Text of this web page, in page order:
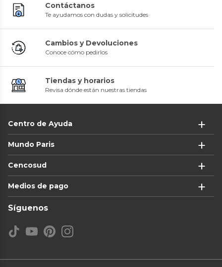
Contáctanos
Te ayudamos con dudas y solicitudes
Cambios y Devoluciones
Conoce cómo pedirlos
Tiendas y horarios
Revisa dónde están nuestras tiendas
Centro de Ayuda
Mundo Paris
Cencosud
Medios de pago
Síguenos